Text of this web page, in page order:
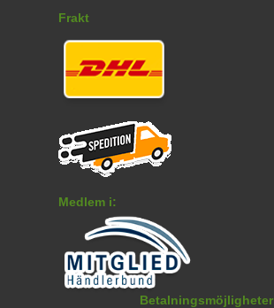
Frakt
Medlem i:
Betalningsmöjligheter